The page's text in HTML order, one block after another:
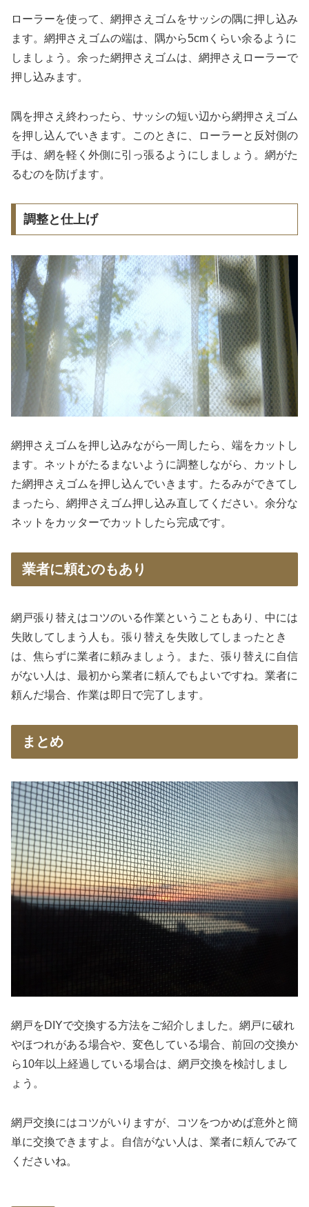
ローラーを使って、網押さえゴムをサッシの隅に押し込み
ます。網押さえゴムの端は、隅から5cmくらい余るように
しましょう。余った網押さえゴムは、網押さえローラーで
押し込みます。
隅を押さえ終わったら、サッシの短い辺から網押さえゴム
を押し込んでいきます。このときに、ローラーと反対側の
手は、網を軽く外側に引っ張るようにしましょう。網がた
るむのを防げます。
調整と仕上げ
網押さえゴムを押し込みながら一周したら、端をカットし
ます。ネットがたるまないように調整しながら、カットし
た網押さえゴムを押し込んでいきます。たるみができてし
まったら、網押さえゴム押し込み直してください。余分な
ネットをカッターでカットしたら完成です。
業者に頼むのもあり
網戸張り替えはコツのいる作業ということもあり、中には
失敗してしまう人も。張り替えを失敗してしまったとき
は、焦らずに業者に頼みましょう。また、張り替えに自信
がない人は、最初から業者に頼んでもよいですね。業者に
頼んだ場合、作業は即日で完了します。
まとめ
網戸をDIYで交換する方法をご紹介しました。網戸に破れ
やほつれがある場合や、変色している場合、前回の交換か
ら10年以上経過している場合は、網戸交換を検討しまし
ょう。
網戸交換にはコツがいりますが、コツをつかめば意外と簡
単に交換できますよ。自信がない人は、業者に頼んでみて
くださいね。